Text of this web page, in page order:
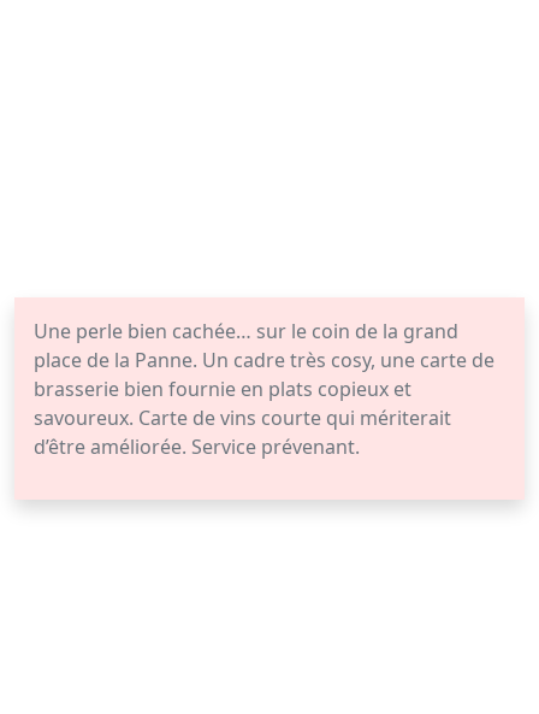
Une perle bien cachée… sur le coin de la grand
place de la Panne. Un cadre très cosy, une carte de
brasserie bien fournie en plats copieux et
savoureux. Carte de vins courte qui mériterait
d’être améliorée. Service prévenant.